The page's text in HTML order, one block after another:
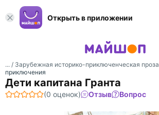
Открыть в приложении
... / Зарубежная историко-приключенческая проза
приключения
Дети капитана Гранта
(0 оценок) Отзыв Вопрос